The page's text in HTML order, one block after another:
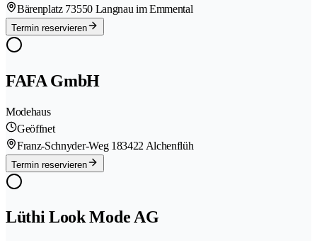
Bärenplatz 73550 Langnau im Emmental
Termin reservieren
FAFA GmbH
Modehaus
Geöffnet
Franz-Schnyder-Weg 183422 Alchenflüh
Termin reservieren
Lüthi Look Mode AG